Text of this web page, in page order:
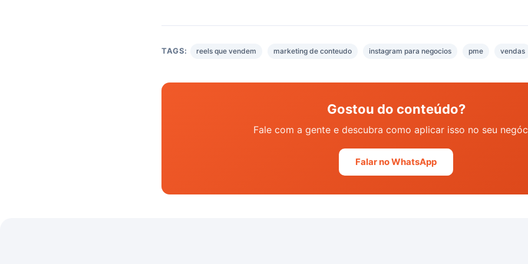
TAGS: reels que vendem marketing de conteudo instagram para negocios pme vendas
Gostou do conteúdo?
Fale com a gente e descubra como aplicar isso no seu
Falar no WhatsApp